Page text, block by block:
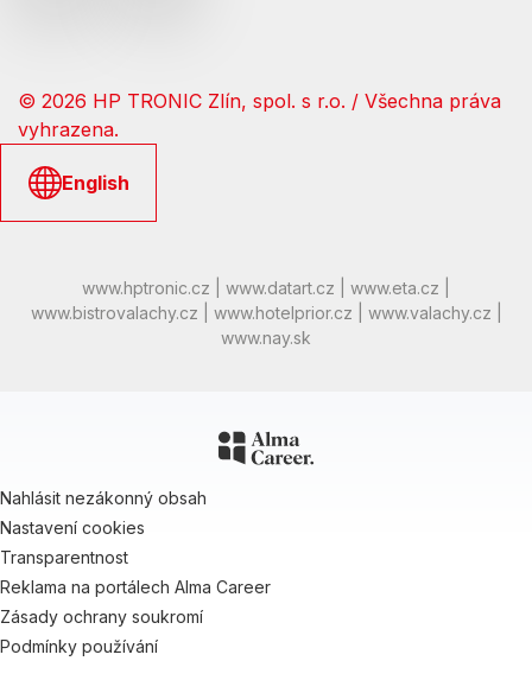
© 2026 HP TRONIC Zlín, spol. s r.o. / Všechna práva
vyhrazena.
English
www.hptronic.cz www.datart.cz www.eta.cz
www.bistrovalachy.cz
www.hotelprior.cz www.valachy.cz
www.nay.sk
Nahlásit nezákonný obsah
Nastavení cookies
Transparentnost
Reklama na portálech Alma Career
Zásady ochrany soukromí
Podmínky používání